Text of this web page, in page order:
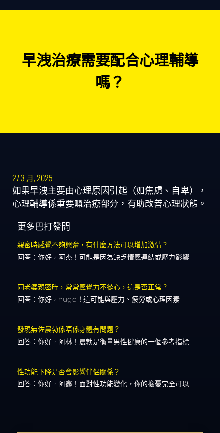
早洩治療需要配合心理輔導
嗎？
27 3 月, 2025
如果早洩主要由心理原因引起（如焦慮、自卑），
心理輔導係重要嘅治療部分，有助改善心理狀態。
更多巴打發問
親密時感覺不夠興奮，有什麼方法可以增加激情？
回答：你好，阿杰！可能是因為缺乏情感連結或壓力影響
同老婆親密時，常常感覺力不從心，這是否正常？
回答：你好，hugo！這可能與壓力、疲勞或心理因素
發現無佐晨勃係唔係身體有問題？
回答：你好，阿林！晨勃是衡量男性健康的一個參考指標
性功能下降是否會影響伴侶關係？
回答：你好，阿鑫！面對性功能變化，你的擔憂完全可以